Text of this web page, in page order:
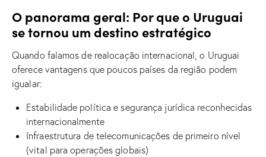
O panorama geral: Por que o Uruguai
se tornou um destino estratégico
Quando falamos de realocação internacional, o Uruguai
oferece vantagens que poucos países da região podem
igualar:
Estabilidade política e segurança jurídica reconhecidas
internacionalmente
Infraestrutura de telecomunicações de primeiro nível
(vital para operações globais)